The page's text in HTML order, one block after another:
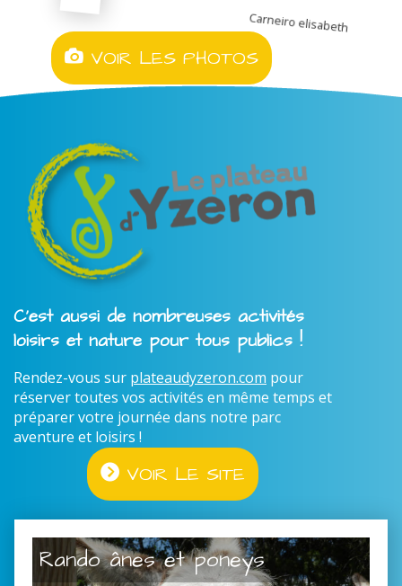
Carneiro elisabeth
VOIR LES PHOTOS
C'est aussi de nombreuses activités
loisirs et nature pour tous publics !
Rendez-vous sur plateaudyzeron.com pour
réserver toutes vos activités en même temps et
préparer votre journée dans notre parc
aventure et loisirs !
VOIR LE SITE
Rando ânes et poneys